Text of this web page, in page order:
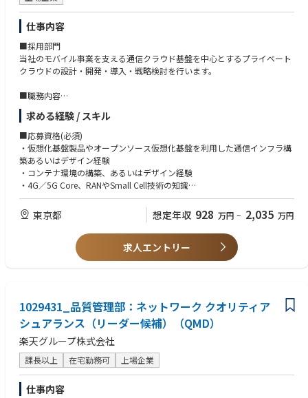
◆インフラエンジニア
＜案件例＞
・大手小売メーカー向けAWS設計構築
・大手物流企業向け大規模ネットワーク構築 etc.
◆システムエンジニア
・大規模システムにおけるUI及び業務改善
・ECショップ運営会社向けSaaSサービスの開発 etc.
◆プロジェクトリーダー
各種参画案件にて、以下業務を担当
・メンバーの工数管理、タスク管理、業務報告、技術サポート、育成
・顧客への営業、提案、顧客企業の開拓支援
・上流設計、開発各工程における業務支援 etc.
＋αのスキルを身につけてさらに価値を高める
これまでの経験を活かしつつ、チーム内でのリーダーやサブリーダーとし
て、育成やマネジメントも経験できるため、技術面以外でのスキルが身に
今までの経験・スキルを活かせるポジションをご提案します！
現在募集しているエンジニア採用の中から、あなたに合ったポジションを
幅広くご提案します。
特定のポジションに限定することなく応募できますので、スキルアップが
できる場が見つかる可能性があります。また、ポジションに悩まれてる方
もぜひこちらにご応募ください
仕事内容
■採用部門
当社のモバイル事業を支える通信クラウド基盤を中心とするプライベート
クラウドの設計・開発・導入・戦略検討を行います。
■職務内容
【ミッション】
会社の通信事業をさらに成長させるため、最先端の通信インフラを企画・
提案し、新たなビジネスチャンスを生み出すことがミッションです。
【主な業務】
クラウドの専門知識を活かして関連部署と連携し、通信インフラ向けクラ
ウドの価値を高め、新しいビジネスソリューションを創出します。
【具体的な業務】
・企画・設計・導入・運用までの高度化を推進し、エコシステム構築や社
内標準を実現
・モバイル事業の成長を促す戦略の提案
・ネットワーク機能のクラウドネイティブ化と自動化の実現
・継続的な機能改善や新規機能に向けた対応
る裁量の大きい環境です。
・専門知識や経験を活かした新たな業務に挑戦する機会があるなど、積極
的な挑戦を後押しする環境があります。
・さまざまな専門分野のメンバーが在籍しており、領域を超えた技術交流
が行われています。
・ポジションや年齢、性別、国籍にとらわれずにフラットな意見交換がで
きる風土があります。
求める経験 / スキル
■応募資格(必須)
・仮想化基盤製品やオープンソース仮想化基盤を利用した通信インフラ構
築あるいはデザイン経験
・コンテナ環境の構築、あるいはデザイン経験
・4G／5G Core、RANやSmall Cell技術の知識
・ネットワーク（LAN、WAN、TCP／IP）の知識
・4G／5Gのプロトコルスタックの知識
・海外ベンダーとの交渉経験（英語でのコミュニケーション）
■応募資格(歓迎)
・4G／5G Core NF（Network Function）やDU／CU（基地局機能相当）の
・3GPP（国際標準仕様）、O-RAN、CNCFなどのOSSコミュニティに関す
る理解
・プロジェクトマネージャーもしくはプロジェクトリーダーとしての実務
経験
・TOEIC L＆R 700点以上
東京都 想定年収 928 万円 ~ 2,035 万円
求人エントリー
1029431_品質管理部：ネットワーク クオリティア
シュアランス（リーダー候補）（QMD）
楽天グループ株式会社
課長以上 在宅勤務可 上場企業
仕事内容